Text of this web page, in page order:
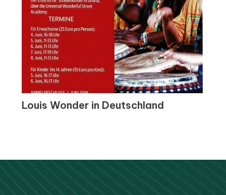
Louis Wonder in Deutschland